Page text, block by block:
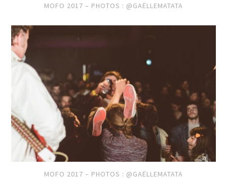
MOFO 2017 – PHOTOS : @GAËLLEMATATA
MOFO 2017 – PHOTOS : @GAËLLEMATATA